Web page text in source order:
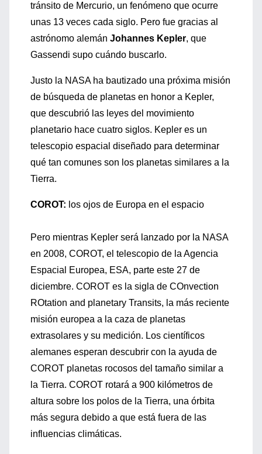
tránsito de Mercurio, un fenómeno que ocurre
unas 13 veces cada siglo. Pero fue gracias al
astrónomo alemán Johannes Kepler, que
Gassendi supo cuándo buscarlo.
Justo la NASA ha bautizado una próxima misión
de búsqueda de planetas en honor a Kepler,
que descubrió las leyes del movimiento
planetario hace cuatro siglos. Kepler es un
telescopio espacial diseñado para determinar
qué tan comunes son los planetas similares a la
Tierra.
COROT: los ojos de Europa en el espacio
Pero mientras Kepler será lanzado por la NASA
en 2008, COROT, el telescopio de la Agencia
Espacial Europea, ESA, parte este 27 de
diciembre. COROT es la sigla de COnvection
ROtation and planetary Transits, la más reciente
misión europea a la caza de planetas
extrasolares y su medición. Los científicos
alemanes esperan descubrir con la ayuda de
COROT planetas rocosos del tamaño similar a
la Tierra. COROT rotará a 900 kilómetros de
altura sobre los polos de la Tierra, una órbita
más segura debido a que está fuera de las
influencias climáticas.